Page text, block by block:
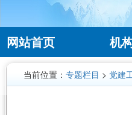
网站首页 机
当前位置： 专题栏目 > 党建